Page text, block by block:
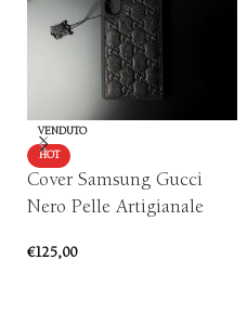
VENDUTO
HOT
Cover Samsung Gucci
Nero Pelle Artigianale
€125,00